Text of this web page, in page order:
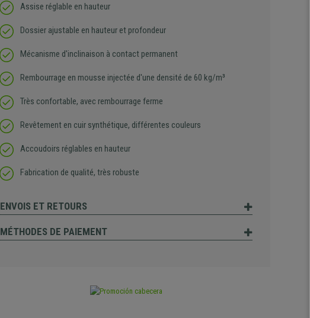
Assise réglable en hauteur
Dossier ajustable en hauteur et profondeur
Mécanisme d'inclinaison à contact permanent
Rembourrage en mousse injectée d'une densité de 60 kg/m³
Très confortable, avec rembourrage ferme
Revêtement en cuir synthétique, différentes couleurs
Accoudoirs réglables en hauteur
Fabrication de qualité, très robuste
ENVOIS ET RETOURS
MÉTHODES DE PAIEMENT